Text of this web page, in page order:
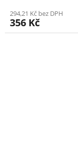
294,21 Kč bez DPH
356 Kč